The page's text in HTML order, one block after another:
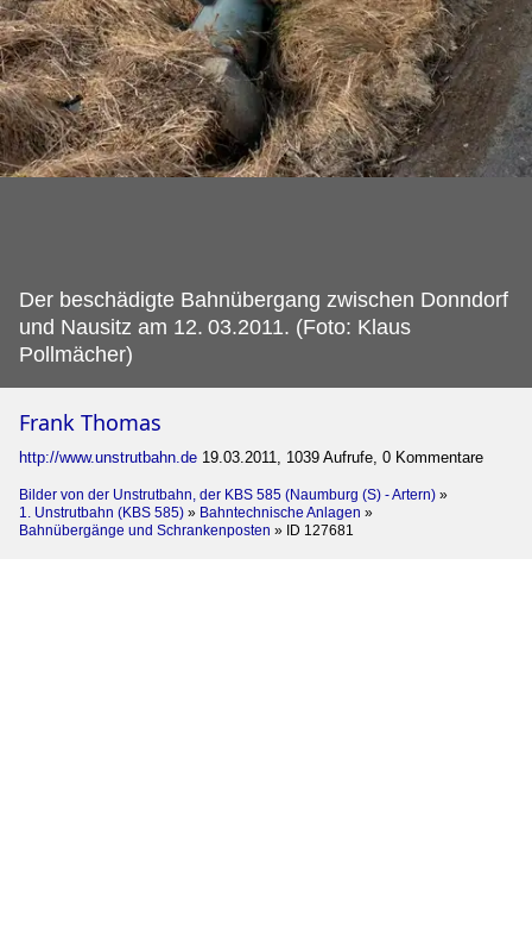
Der beschädigte Bahnübergang zwischen Donndorf
und Nausitz am 12. 03.2011. (Foto: Klaus
Pollmächer)
Frank Thomas
http://www.unstrutbahn.de 19.03.2011, 1039 Aufrufe, 0 Kommentare
Bilder von der Unstrutbahn, der KBS 585 (Naumburg (S) - Artern) »
1. Unstrutbahn (KBS 585) » Bahntechnische Anlagen »
Bahnübergänge und Schrankenposten » ID 127681